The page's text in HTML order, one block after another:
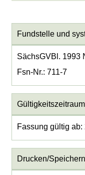
Fundstelle und
SächsGVBl. 1993
Fsn-Nr.: 711-7
Gültigkeitszeitraum
Fassung gültig
Drucken/Speichern